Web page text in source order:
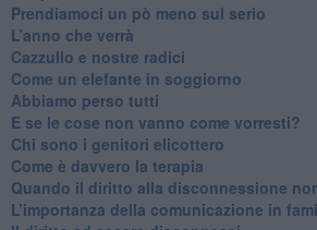
​Prendiamoci un pò meno sul serio
​L’anno che verrà
​Cazzullo e nostre radici
​Come un elefante in soggiorno
​Abbiamo perso tutti
E se le cose non vanno come vorresti?
​Chi sono i genitori elicottero
Come è davvero la terapia
Quando il diritto alla disconnessione
​L’importanza della comunicazione in